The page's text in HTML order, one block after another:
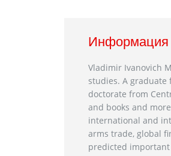
Информация
Vladimir Ivanovich
studies. A graduate
doctorate from
and books and
international and
arms trade, global
predicted